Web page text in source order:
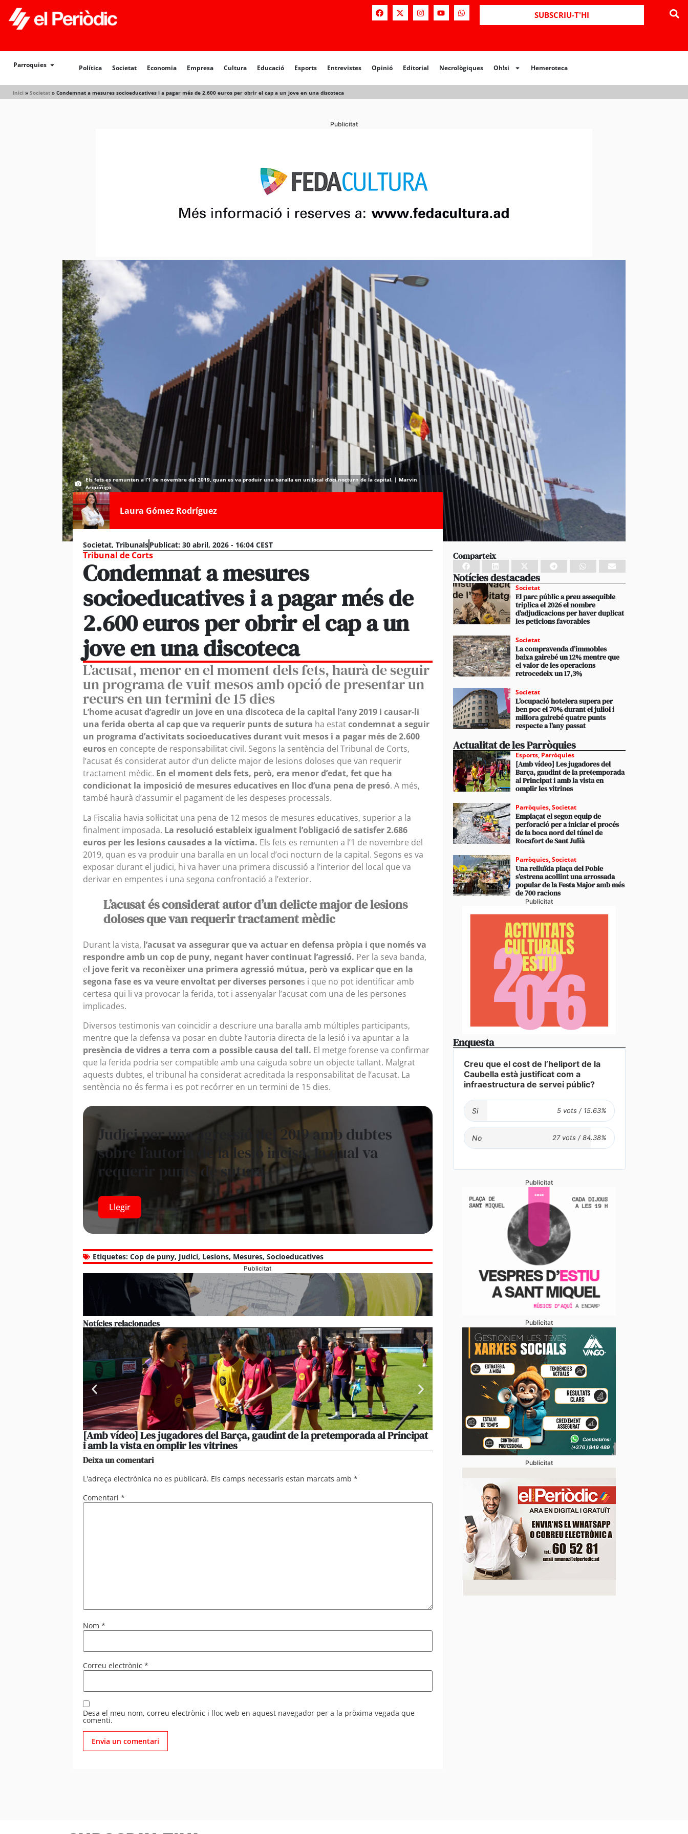
SUBSCRIU-T'HI
Parroquies Política Societat Economia Empresa Cultura Educació Esports Entrevistes Opinió Editorial Necrològiques Oh!si Hemeroteca
Inici » Societat » Condemnat a mesures socioeducatives i a pagar més de 2.600 euros per obrir el cap a un jove en una discoteca
Política Societat Opinió Editorial Necrològiques Hemeroteca
Publicitat
Els fets es remunten a l’1 de novembre del 2019, quan es va produir una baralla en un local d’oci nocturn de la capital. | Marvin
Arquíñigo
Laura Gómez Rodríguez
Societat, TribunalsPublicat: 30 abril, 2026 - 16:04 CEST
Tribunal de Corts
Condemnat a mesures
socioeducatives i a pagar més de
2.600 euros per obrir el cap a un
jove en una discoteca
L’acusat, menor en el moment dels fets, haurà de seguir
un programa de vuit mesos amb opció de presentar un
recurs en un termini de 15 dies
L’home acusat d’agredir un jove en una discoteca de la capital l’any 2019 i causar-li
una ferida oberta al cap que va requerir punts de sutura ha estatcondemnat a seguir
un programa d’activitats socioeducatives durant vuit mesos i a pagar més de 2.600
euros en concepte de responsabilitat civil. Segons la sentència del Tribunal de Corts,
l’acusat és considerat autor d’un delicte major de lesions doloses que van requerir
tractament mèdic. En el moment dels fets, però, era menor d’edat, fet que ha
condicionat la imposició de mesures educatives en lloc d’una pena de presó. A més,
també haurà d’assumir el pagament de les despeses processals.
La Fiscalia havia sol·licitat una pena de 12 mesos de mesures educatives, superior a la
finalment imposada. La resolució estableix igualment l’obligació de satisfer 2.686
euros per les lesions causades a la víctima. Els fets es remunten a l’1 de novembre del
2019, quan es va produir una baralla en un local d’oci nocturn de la capital. Segons es va
exposar durant el judici, hi va haver una primera discussió a l’interior del local que va
derivar en empentes i una segona confrontació a l’exterior.
L’acusat és considerat autor d’un delicte major de lesions
doloses que van requerir tractament mèdic
Durant la vista, l’acusat va assegurar que va actuar en defensa pròpia i que només va
respondre amb un cop de puny, negant haver continuat l’agressió. Per la seva banda,
el jove ferit va reconèixer una primera agressió mútua, però va explicar que en la
segona fase es va veure envoltat per diverses persones i que no pot identificar amb
certesa qui li va provocar la ferida, tot i assenyalar l’acusat com una de les persones
implicades.
Diversos testimonis van coincidir a descriure una baralla amb múltiples participants,
mentre que la defensa va posar en dubte l’autoria directa de la lesió i va apuntar a la
presència de vidres a terra com a possible causa del tall. El metge forense va confirmar
que la ferida podria ser compatible amb una caiguda sobre un objecte tallant. Malgrat
aquests dubtes, el tribunal ha considerat acreditada la responsabilitat de l’acusat. La
sentència no és ferma i es pot recórrer en un termini de 15 dies.
Judici per una agressió del 2019 amb dubtes
sobre l’autoria de la lesió incisa, la qual va
requerir punts de sutura
Llegir
Etiquetes: Cop de puny, Judici, Lesions, Mesures, Socioeducatives
Publicitat
Notícies relacionades
[Amb vídeo] Les jugadores del Barça, gaudint de la pretemporada al Principat
i amb la vista en omplir les vitrines
El cos d’ordre arresta dos turistes durant la nit de
dijous per agressió a les parelles
Deixa un comentari
L'adreça electrònica no es publicarà. Els camps necessaris estan marcats amb *
Comentari *
Nom *
Correu electrònic *
Desa el meu nom, correu electrònic i lloc web en aquest navegador per a la pròxima vegada que
comenti.
Comparteix
Notícies destacades
Societat
El parc públic a preu assequible
triplica el 2026 el nombre
d’adjudicacions per haver duplicat
les peticions favorables
Societat
La compravenda d’immobles
baixa gairebé un 12% mentre que
el valor de les operacions
retrocedeix un 17,3%
Societat
L’ocupació hotelera supera per
ben poc el 70% durant el juliol i
millora gairebé quatre punts
respecte a l’any passat
Actualitat de les Parròquies
Esports, Parròquies
[Amb vídeo] Les jugadores del
Barça, gaudint de la pretemporada
al Principat i amb la vista en
omplir les vitrines
Parròquies,Societat
Emplaçat el segon equip de
perforació per a iniciar el procés
de la boca nord del túnel de
Rocafort de Sant Julià
Parròquies,Societat
Una relluïda plaça del Poble
s’estrena acollint una arrossada
popular de la Festa Major amb més
de 700 racions
Publicitat
Enquesta
Creu que el cost de l’heliport de la
Caubella està justificat com a
infraestructura de servei públic?
Si
No
Publicitat
Publicitat
Publicitat